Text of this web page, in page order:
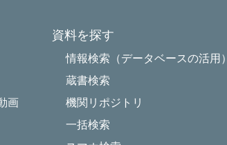
画
資料を探す
情報検索（データベースの活用）
蔵書検索
機関リポジトリ
一括検索
by NetCommons